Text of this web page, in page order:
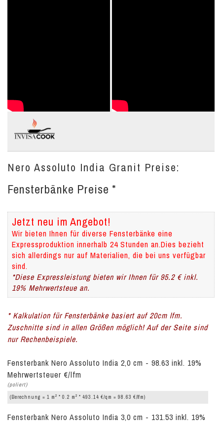
Nero Assoluto India Granit Preise:
Fensterbänke Preise *
Jetzt neu im Angebot!
Wir bieten Ihnen für diverse Fensterbänke eine
Expressproduktion innerhalb 24 Stunden an.Dies bezieht
sich allerdings nur auf Materialien, die bei uns verfügbar
sind.
*Diese Expressleistung bieten wir Ihnen für 95.2 € inkl.
19% Mehrwertsteue an.
* Kalkulation für Fensterbänke basiert auf 20cm lfm.
Zuschnitte sind in allen Größen möglich! Auf der Seite sind
nur Rechenbeispiele.
Fensterbank Nero Assoluto India 2,0 cm - 98.63 inkl. 19%
Mehrwertsteuer €/lfm
(poliert)
(Berechnung = 1 m 2 * 0.2 m 2 * 493.14 €/qm = 98.63 €/lfm)
Fensterbank Nero Assoluto India 3,0 cm - 131.53 inkl. 19%